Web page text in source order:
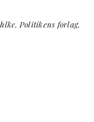
Politikens forlag.